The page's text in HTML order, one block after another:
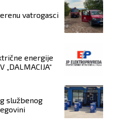
vatrogasci
energije
DV 10 kV „DALMACIJA“
službenog